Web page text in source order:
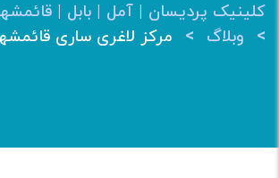
کلینیک پردیسان | آمل | بابل |
> وبلاگ > مرکز لاغری ساری